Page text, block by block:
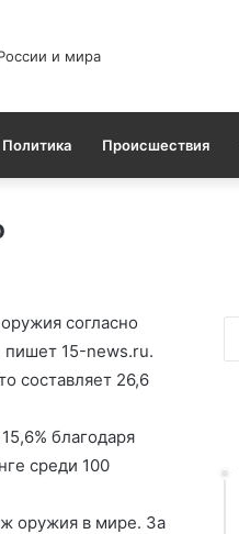
Политика Происшествия
согласно
пишет 15-news.ru.
составляет 26,6
благодаря
среди 100
оружия в мире. За